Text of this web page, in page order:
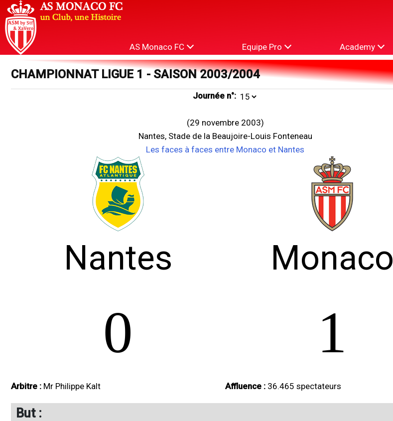
AS Monaco FC Equipe Pro Academy
CHAMPIONNAT LIGUE 1 - SAISON 2003/2004
Journée n°:
(29 novembre 2003)
Nantes, Stade de la Beaujoire-Louis Fonteneau
Les faces à faces entre Monaco et Nantes
Nantes Monaco
0 1
Arbitre : Mr Philippe Kalt Affluence : 36.465 spectateurs
But :